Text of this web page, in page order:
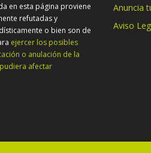
en esta página proviene
refutadas y
o bien son de
ejercer los posibles
o anulación de la
afectar
Anuncia
Aviso